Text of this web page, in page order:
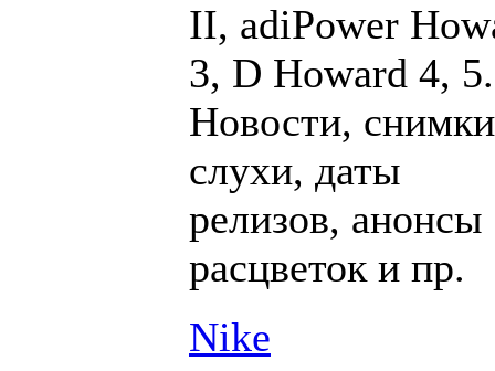
II, adiPower
3, D Howard 4, 5.
Новости,
слухи, даты
релизов, анонсы
расцветок и пр.
Nike